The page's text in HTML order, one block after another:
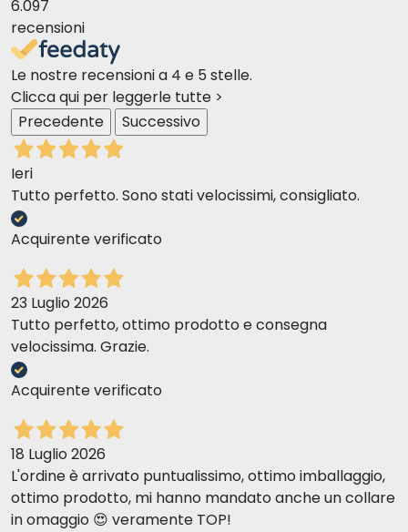
6.097
recensioni
Le nostre recensioni a 4 e 5 stelle.
Clicca qui per leggerle tutte >
Precedente
Successivo
Ieri
Tutto perfetto. Sono stati velocissimi, consigliato.
Acquirente verificato
23 Luglio 2026
Tutto perfetto, ottimo prodotto e consegna
velocissima. Grazie.
Acquirente verificato
18 Luglio 2026
L'ordine è arrivato puntualissimo, ottimo imballaggio,
ottimo prodotto, mi hanno mandato anche un collare
in omaggio 😍 veramente TOP!